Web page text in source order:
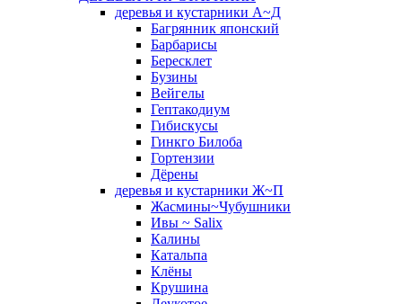
деревья и кустарники А~Д
Багрянник японский
Барбарисы
Бересклет
Бузины
Вейгелы
Гептакодиум
Гибискусы
Гинкго Билоба
Гортензии
Дёрены
деревья и кустарники Ж~П
Жасмины~Чубушники
Ивы ~ Salix
Калины
Катальпа
Клёны
Крушина